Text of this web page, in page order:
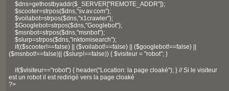
$dns=gethostbyaddr($_SERVER["REMOTE_ADDR"]);
$scooter=strpos($dns,"sv.av.com");
$voilabot=strpos($dns,"x1crawler");
$Googlebot=strpos($dns,"Googlebot");
$msnbot=strpos($dns,"msnbot");
$slurp=strpos($dns,"inktomisearch");
if(($scooter!==false) || ($voilabot!==false) || ($googlebot!==false) ||
($msnbot!==false)|| ($slurp!==false)) { $visiteur = "robot"; }
if($visiteur=="robot") { header("Location: la page cloaké"); } // Si le visiteur
est un robot il est redirigé vers la page cloaké
?>